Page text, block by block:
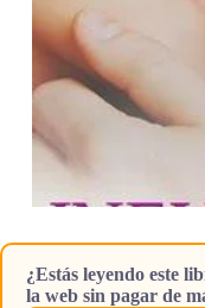
¿Estás leyendo este
la web sin pagar de